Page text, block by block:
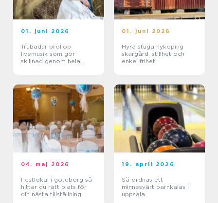
01. juni 2026
Trubadur bröllop
livemusik som gör
skillnad genom hela
01. juni 2026
Hyra stuga nyköping
skärgård, stillhet och
enkel frihet
04. maj 2026
Festlokal i göteborg så
hittar du rätt plats för
din nästa tillställning
19. april 2026
Så ordnas ett
minnesvärt barnkalas i
uppsala